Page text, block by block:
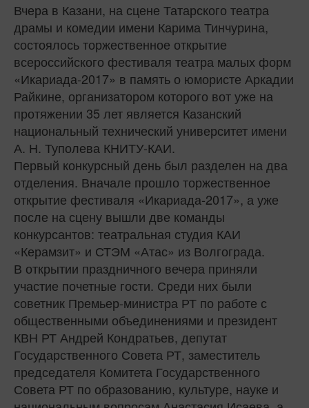
Вчера в Казани, на сцене Татарского театра
драмы и комедии имени Карима Тинчурина,
состоялось торжественное открытие
всероссийского фестиваля театра малых форм
«Икариада-2017» в память о юмористе Аркадии
Райкине, организатором которого вот уже на
протяжении 35 лет является Казанский
национальный технический университет имени
А. Н. Туполева КНИТУ-КАИ.
Первый конкурсный день был разделен на два
отделения. Вначале прошло торжественное
открытие фестиваля «Икариада-2017», а уже
после на сцену вышли две команды
конкурсантов: театральная студия КАИ
«Керамзит» и СТЭМ «Атас» из Волгограда.
В открытии праздничного вечера приняли
участие почетные гости. Среди них были
советник Премьер-министра РТ по работе с
общественными объединениями и президент
КВН РТ Андрей Кондратьев, депутат
Государственного Совета РТ, заместитель
председателя Комитета Государственного
Совета РТ по образованию, культуре, науке и